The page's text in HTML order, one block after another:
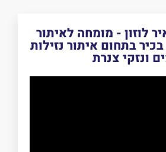
לוזון - מומחה לאיתור
בתחום איתור נזילות
ונזקי צנרת